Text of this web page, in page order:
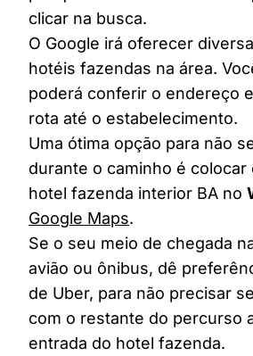
clicar na busca.
O Google irá oferecer
hotéis fazendas na área.
poderá conferir o endereço
rota até o estabelecimento.
Uma ótima opção para não
durante o caminho é
hotel fazenda interior BA no
Google Maps.
Se o seu meio de chegada
avião ou ônibus, dê
de Uber, para não precisar
com o restante do percurso
entrada do hotel fazenda.